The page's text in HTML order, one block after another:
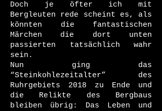
Doch je öfter ich mit
Bergleuten rede scheint es, als
könnten die fantastischen
Märchen die dort unten
passierten tatsächlich wahr
sein.
Nun ging das
“Steinkohlezeitalter” des
Ruhrgebiets 2018 zu Ende und
die Relikte des Bergbaus
bleiben übrig: Das Leben und